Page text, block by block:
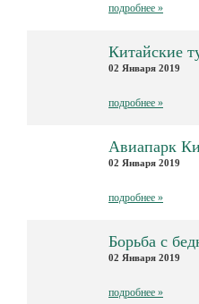
подробнее »
Китайские
02 Января 2019
подробнее »
Авиапарк
02 Января 2019
подробнее »
Борьба с
02 Января 2019
подробнее »